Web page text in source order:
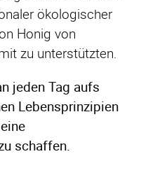
ökologischer
Honig von
zu unterstützten.
jeden Tag aufs
Lebensprinzipien
schaffen.